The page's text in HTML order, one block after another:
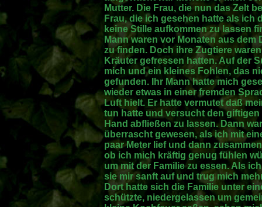
Mutter. Die Frau, die nun das Zelt
Frau, die ich gesehen hatte als ich
keine Stille aufkommen zu lassen
Mann waren vor Monaten aus
zu finden. Doch ihre Zugtiere
Kräuter gefressen hatten. Auf der
mich und ein kleines Fohlen, das
gefunden. Ihr Mann hatte mich
wieder etwas in einer fremden
Luft hielt. Er hatte vermutet daß
tun hatte und versucht den
Hand abfließen zu lassen. Dann
überrascht gewesen, als ich mit
paar Meter lief und dann
ob ich mich kräftig genug fühlen
um mit der Familie zu essen. Als
sie mir sanft auf und trug mich
Dort hatte sich die Familie unter
schützte, niedergelassen um